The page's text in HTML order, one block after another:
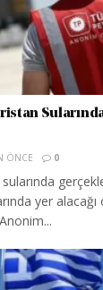
ÖNCE 0
yer alacağı